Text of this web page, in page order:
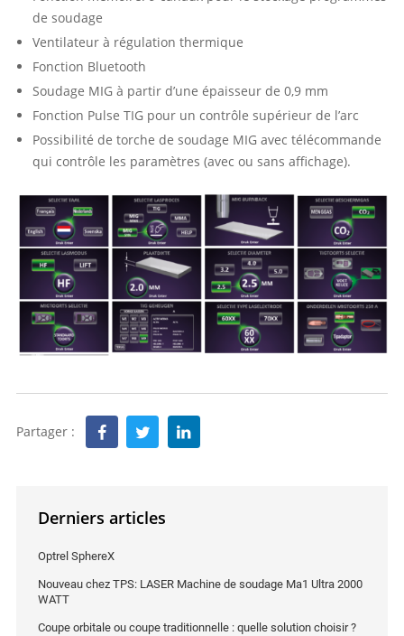
Derniers articles
Optrel SphereX
Nouveau chez TPS: LASER Machine de soudage Ma1 Ultra 2000
WATT
Coupe orbitale ou coupe traditionnelle : quelle solution choisir ?
de soudage
Ventilateur à régulation thermique
Fonction Bluetooth
Soudage MIG à partir d’une épaisseur de 0,9 mm
Fonction Pulse TIG pour un contrôle supérieur de l’arc
Possibilité de torche de soudage MIG avec télécommande
qui contrôle les paramètres (avec ou sans affichage).
Partager :